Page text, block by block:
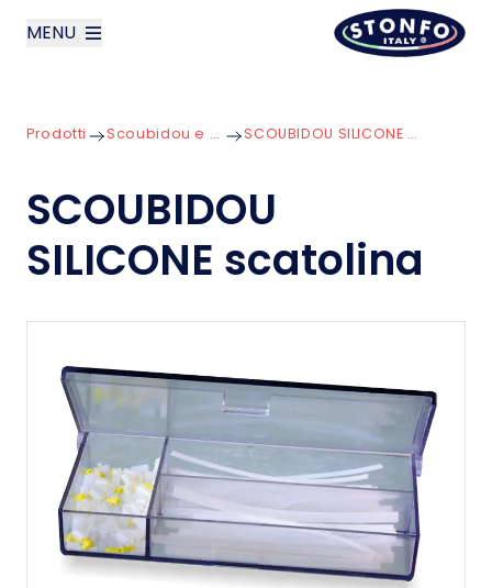
MENU
Prodotti
News
English
Prodotti Scoubidou e Tubetti SCOUBIDOU SILICONE scatolina
SCOUBIDOU
SILICONE scatolina